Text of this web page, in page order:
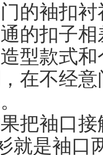
的袖扣
的扣子
型款式
在不经
袖口接
就是袖口